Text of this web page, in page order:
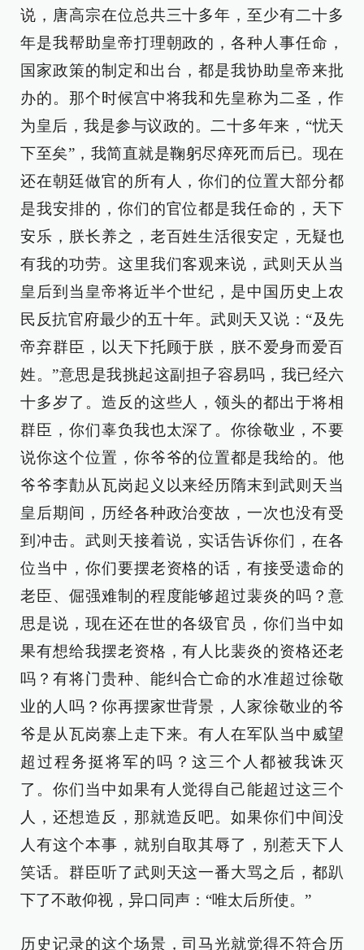
说，唐高宗在位总共三十多年，至少有二十多
年是我帮助皇帝打理朝政的，各种人事任命，
国家政策的制定和出台，都是我协助皇帝来批
办的。那个时候宫中将我和先皇称为二圣，作
为皇后，我是参与议政的。二十多年来，“忧天
下至矣”，我简直就是鞠躬尽瘁死而后已。现在
还在朝廷做官的所有人，你们的位置大部分都
是我安排的，你们的官位都是我任命的，天下
安乐，朕长养之，老百姓生活很安定，无疑也
有我的功劳。这里我们客观来说，武则天从当
皇后到当皇帝将近半个世纪，是中国历史上农
民反抗官府最少的五十年。武则天又说：“及先
帝弃群臣，以天下托顾于朕，朕不爱身而爱百
姓。”意思是我挑起这副担子容易吗，我已经六
十多岁了。造反的这些人，领头的都出于将相
群臣，你们辜负我也太深了。你徐敬业，不要
说你这个位置，你爷爷的位置都是我给的。他
爷爷李勣从瓦岗起义以来经历隋末到武则天当
皇后期间，历经各种政治变故，一次也没有受
到冲击。武则天接着说，实话告诉你们，在各
位当中，你们要摆老资格的话，有接受遗命的
老臣、倔强难制的程度能够超过裴炎的吗？意
思是说，现在还在世的各级官员，你们当中如
果有想给我摆老资格，有人比裴炎的资格还老
吗？有将门贵种、能纠合亡命的水准超过徐敬
业的人吗？你再摆家世背景，人家徐敬业的爷
爷是从瓦岗寨上走下来。有人在军队当中威望
超过程务挺将军的吗？这三个人都被我诛灭
了。你们当中如果有人觉得自己能超过这三个
人，还想造反，那就造反吧。如果你们中间没
人有这个本事，就别自取其辱了，别惹天下人
笑话。群臣听了武则天这一番大骂之后，都趴
下了不敢仰视，异口同声：“唯太后所使。”
历史记录的这个场景，司马光就觉得不符合历